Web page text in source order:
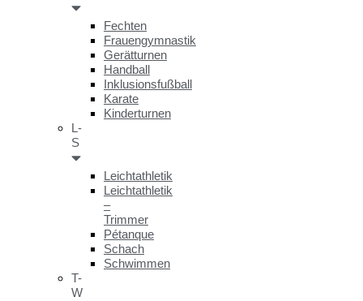
Fechten
Frauengymnastik
Gerätturnen
Handball
Inklusionsfußball
Karate
Kinderturnen
L-
S
Leichtathletik
Leichtathletik
–
Trimmer
Pétanque
Schach
Schwimmen
T-
W